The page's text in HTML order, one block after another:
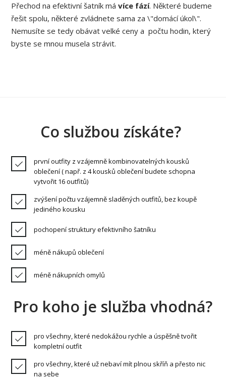
Přechod na efektivní šatník mávíce fází. Některé budeme
řešit spolu, některé zvládnete sama za \"domácí úkol\".
Nemusíte se tedy obávat velké ceny a počtu hodin, který
byste se mnou musela strávit.
Co službou získáte?
první outfity z vzájemně kombinovatelných kousků
oblečení ( např. z 4 kousků oblečení budete schopna
vytvořit 16 outfitů)
zvýšení počtu vzájemně sladěných outfitů, bez koupě
jediného kousku
pochopení struktury efektivního šatníku
méně nákupů oblečení
méně nákupních omylů
Pro koho je služba vhodná?
pro všechny, které nedokážou rychle a úspěšně tvořit
kompletní outfit
pro všechny, které už nebaví mít plnou skříň a přesto nic
na sebe